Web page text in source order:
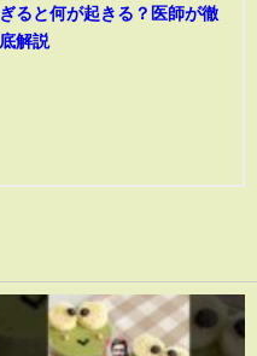
ぎると何が起きる？医師が徹
底解説